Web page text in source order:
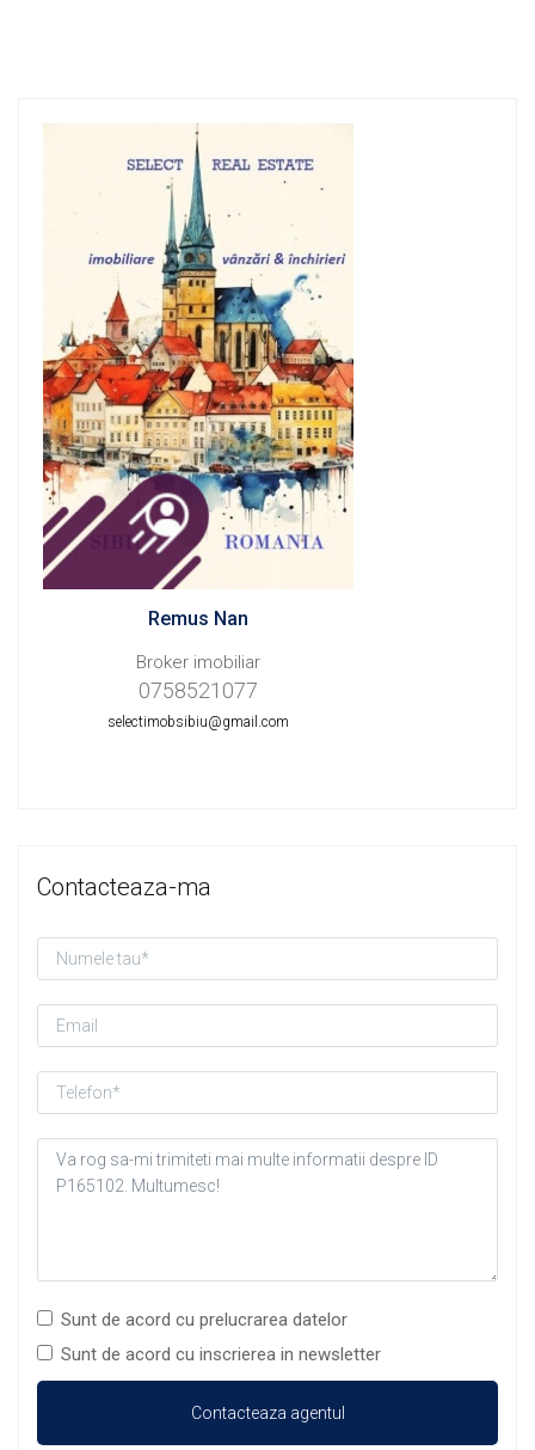
Remus Nan
Broker imobiliar
0758521077
selectimobsibiu@gmail.com
Contacteaza-ma
Sunt de acord cu prelucrarea datelor
Sunt de acord cu inscrierea in newsletter